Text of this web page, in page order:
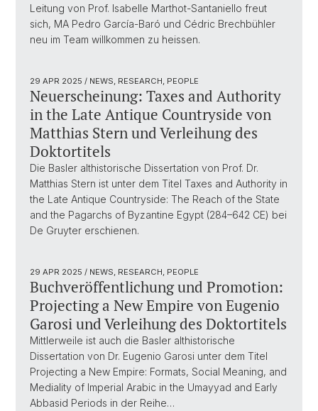
Leitung von Prof. Isabelle Marthot-Santaniello freut
sich, MA Pedro García-Baró und Cédric Brechbühler
neu im Team willkommen zu heissen.
29 APR 2025 / NEWS, RESEARCH, PEOPLE
Neuerscheinung: Taxes and Authority
in the Late Antique Countryside von
Matthias Stern und Verleihung des
Doktortitels
Die Basler althistorische Dissertation von Prof. Dr.
Matthias Stern ist unter dem Titel Taxes and Authority in
the Late Antique Countryside: The Reach of the State
and the Pagarchs of Byzantine Egypt (284–642 CE) bei
De Gruyter erschienen.
29 APR 2025 / NEWS, RESEARCH, PEOPLE
Buchveröffentlichung und Promotion:
Projecting a New Empire von Eugenio
Garosi und Verleihung des Doktortitels
Mittlerweile ist auch die Basler althistorische
Dissertation von Dr. Eugenio Garosi unter dem Titel
Projecting a New Empire: Formats, Social Meaning, and
Mediality of Imperial Arabic in the Umayyad and Early
Abbasid Periods in der Reihe…